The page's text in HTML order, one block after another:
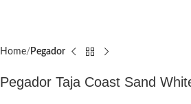
Home Pegador​
Pegador Taja Coast Sand